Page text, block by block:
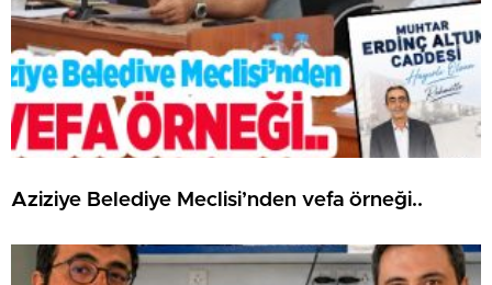
Aziziye Belediye Meclisi’nden vefa örneği..